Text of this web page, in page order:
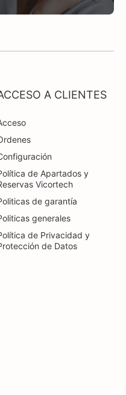
A CLIENTES
de Apartados y
Vicortech
de garantía
generales
de Privacidad y
de Datos